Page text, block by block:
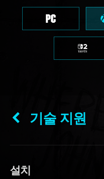
기술 지원
설치